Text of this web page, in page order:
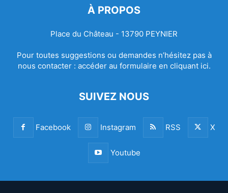
À PROPOS
Place du Château - 13790 PEYNIER
Pour toutes suggestions ou demandes n’hésitez pas à
nous contacter : accéder au formulaire en cliquant ici.
SUIVEZ NOUS
Facebook Instagram RSS X
Youtube